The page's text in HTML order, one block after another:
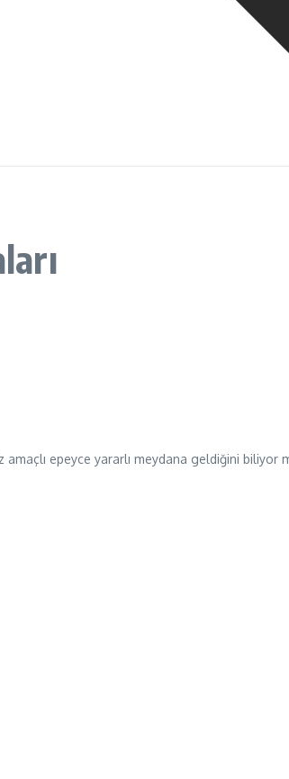
amaçlı epeyce yararlı meydana geldiğini biliyor